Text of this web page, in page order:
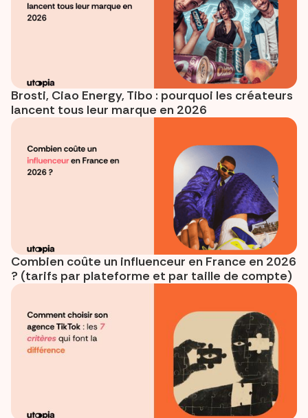
Brosti, Ciao Energy, Tibo : pourquoi les créateurs
lancent tous leur marque en 2026
Combien coûte un influenceur en France en 2026
? (tarifs par plateforme et par taille de compte)